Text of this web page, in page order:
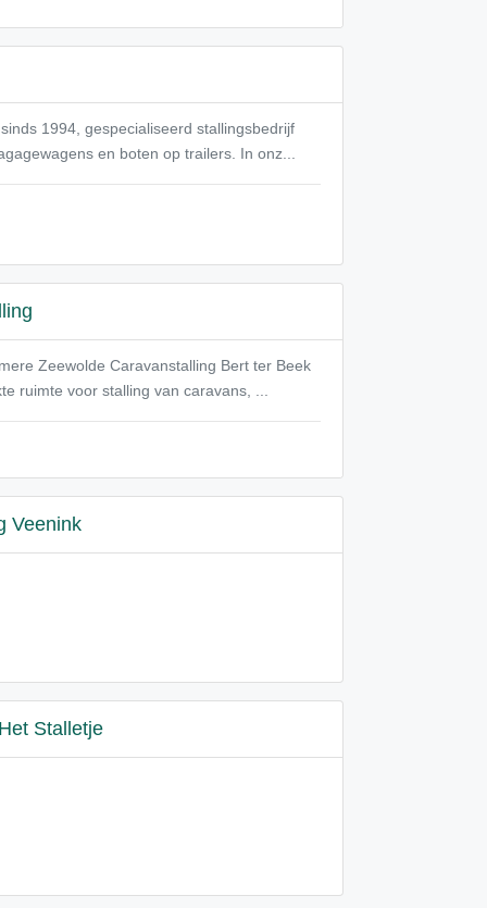
1994, gespecialiseerd stallingsbedrijf
en boten op trailers. In onz...
Zeewolde Caravanstalling Bert ter Beek
ruimte voor stalling van caravans, ...
Veenink
Stalletje